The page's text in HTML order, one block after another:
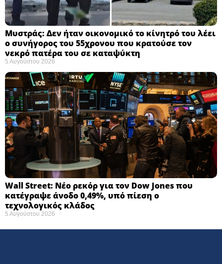
Μυστράς: Δεν ήταν οικονομικό το κίνητρό του λέει
ο συνήγορος του 55χρονου που κρατούσε τον
νεκρό πατέρα του σε καταψύκτη
5 Αυγούστου 2026
Wall Street: Νέο ρεκόρ για τον Dow Jones που
κατέγραψε άνοδο 0,49%, υπό πίεση ο
τεχνολογικός κλάδος
5 Αυγούστου 2026